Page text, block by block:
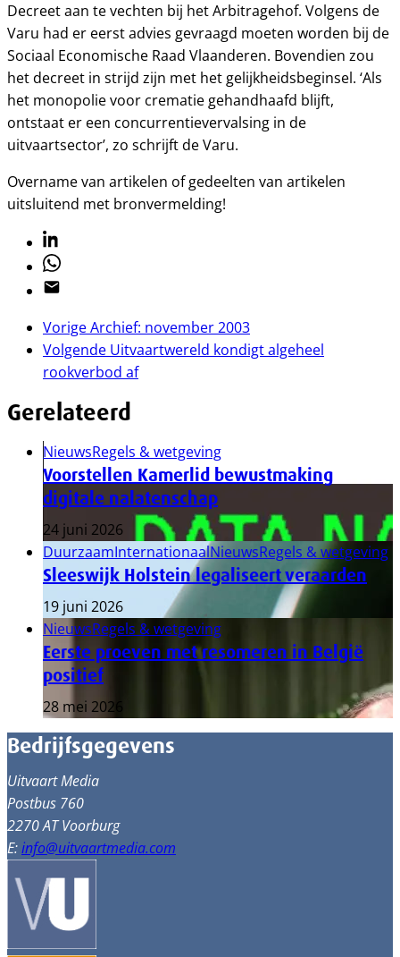
Decreet aan te vechten bij het Arbitragehof. Volgens de
Varu had er eerst advies gevraagd moeten worden bij de
Sociaal Economische Raad Vlaanderen. Bovendien zou
het decreet in strijd zijn met het gelijkheidsbeginsel. ‘Als
het monopolie voor crematie gehandhaafd blijft,
ontstaat er een concurrentievervalsing in de
uitvaartsector’, zo schrijft de Varu.
Overname van artikelen of gedeelten van artikelen
uitsluitend met bronvermelding!
Linkedin
Whatsapp
Email
VorigeArchief: november 2003
Volgende Uitvaartwereld kondigt algeheel
rookverbod af
Gerelateerd
NieuwsRegels & wetgeving
Voorstellen Kamerlid bewustmaking
digitale nalatenschap
24 juni 2026
DuurzaamInternationaalNieuwsRegels & wetgeving
Sleeswijk Holstein legaliseert veraarden
19 juni 2026
NieuwsRegels & wetgeving
Eerste proeven met resomeren in België
positief
28 mei 2026
Bedrijfsgegevens
Uitvaart Media
Postbus 760
2270 AT Voorburg
E:info@uitvaartmedia.com